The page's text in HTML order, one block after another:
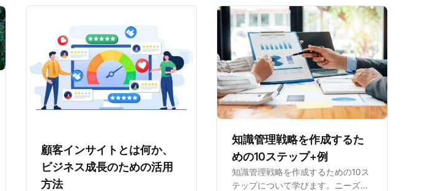
顧客インサイトとは何か、
ビジネス成長のための活用
方法
知識管理戦略を作成するた
めの10ステップ+例
知識管理戦略を作成するための10ス
テップについて学びます。ニーズの